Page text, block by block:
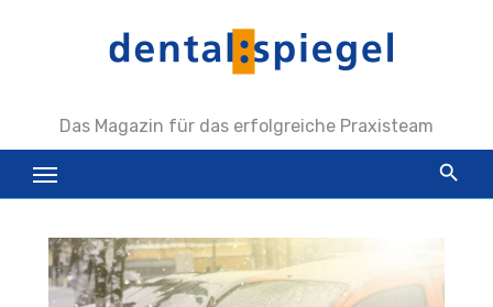
Das Magazin für das erfolgreiche Praxisteam